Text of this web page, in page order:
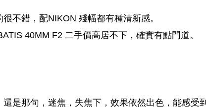
不錯，配NIKON 殘幅都有種清新感。
40MM F2 二手價高居不下，確實有點門道。
是那句，迷焦，失焦下，效果依然出色，能感受